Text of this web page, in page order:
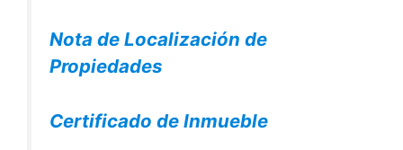
Nota de Localización de
Propiedades
Certificado de Inmueble